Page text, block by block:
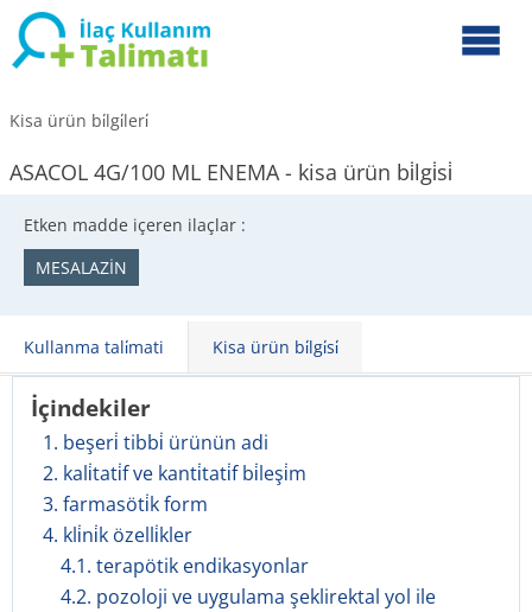
Kisa ürün bi̇lgi̇leri̇
ASACOL 4G/100 ML ENEMA - kisa ürün bi̇lgi̇si̇
Etken madde içeren ilaçlar :
MESALAZİN
Kullanma tali̇mati Kisa ürün bi̇lgi̇si̇
İçindekiler
1. beşeri̇ tibbi̇ ürünün adi
2. kali̇tati̇f ve kanti̇tati̇f bi̇leşi̇m
3. farmasöti̇k form
4. kli̇ni̇k özelli̇kler
4.1. terapötik endikasyonlar
4.2. pozoloji ve uygulama şeklirektal yol ile